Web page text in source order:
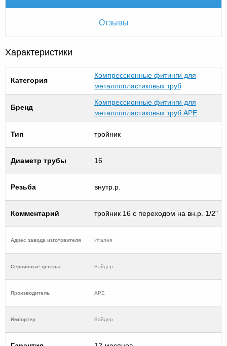
Отзывы
Характеристики
Категория
Компрессионные фитинги для
металлопластиковых труб
Бренд
Компрессионные фитинги для
металлопластиковых труб APE
Тип тройник
Диаметр трубы 16
Резьба внутр.р.
Комментарий тройник 16 с переходом на вн.р. 1/2"
Адрес завода изготовителя Италия
Cервисные центры Вайдер
Производитель APE
Импортер Вайдер